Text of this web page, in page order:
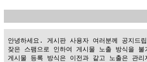
안녕하세요. 게시판 사용자 여러분께 공지드
잦은 스팸으로 인하여 게시물 노출 방식을 불
게시물 등록 방식은 이전과 같고 노출은 관